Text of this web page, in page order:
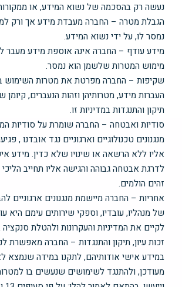
נעשה רק בהסכמה של נשוא המידע, או
הגבלת מטרה – החברה מעבדת מידע אך ורק
נמסר לו, על ידי נשוא המידע.
מידע עודף – החברה אינה אוספת מידע מעבר
מימוש המטרות שלשמן הוא נמסר.
שקיפות – החברה מפרטת את מטרות השימוש
העברות מידע, מטרותיהן וזהות הנעברים, קיומן
תיקון והתנגדות במדיניות זו.
סודיות ואבטחה – החברה שומרת על סודיות
מנגנונים טכנולוגיים וארגוניים נגד אובדנו ,
אליו ללא הרשאה או שינויו שלא כדין. מידע
לדרגת אבטחה גבוהה והגישה אליו תחייב הליכי
זהים הולמים.
אחריות – החברה מיישמת מנגנונים ארגוניים
של מנהליו, עובדיו, וספקי שירותים עימם היא
לקיים את המדיניות והעקרונות ולהטלת
זכות עיון, תיקון והתנגדות – החברה מאפשרת
במידע אישי אודותיהם, לתקנו במידה שנמצא
מעודכן, ולהתנגד לשימושים שנעשים בו